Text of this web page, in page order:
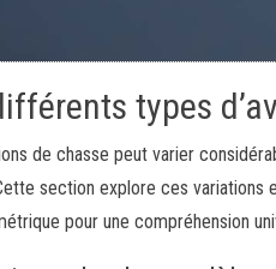
types
de chasse peut varier
section explore ces
pour une compréhension